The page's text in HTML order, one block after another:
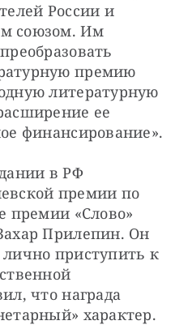
России и
союзом. Им
премию
литературную
ее
финансирование».
в РФ
премии по
премии «Слово»
Прилепин. Он
приступить к
что награда
характер.